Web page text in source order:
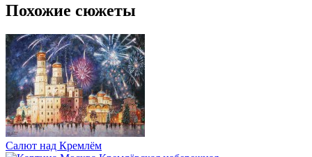
Похожие сюжеты
Салют над Кремлём